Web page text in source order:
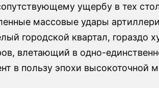
ущербу в тех
массовые удары
городской квартал, гораздо
влетающий в одно-
в пользу эпохи высокоточной